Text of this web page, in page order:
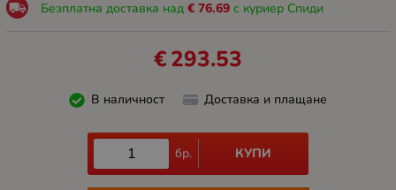
Безплатна доставка над 76.69
€ с куриер Спиди
293.53
€
В наличност Доставка и плащане
бр. КУПИ